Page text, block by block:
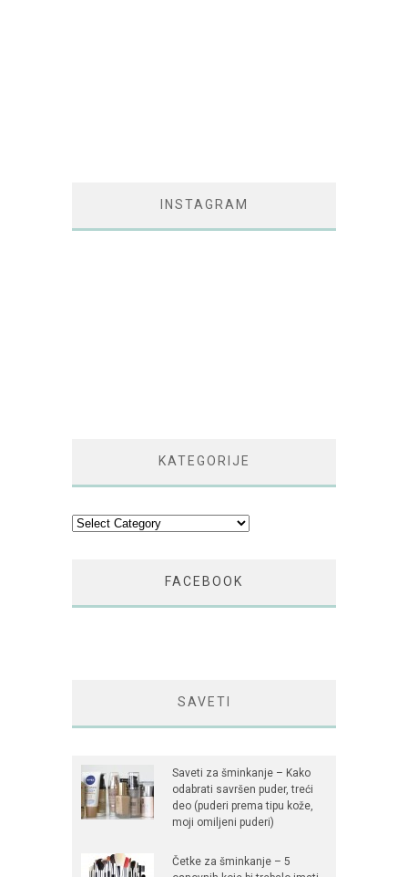
INSTAGRAM
KATEGORIJE
Kategorije
FACEBOOK
SAVETI
Saveti za šminkanje – Kako
odabrati savršen puder, treći
deo (puderi prema tipu kože,
moji omiljeni puderi)
Četke za šminkanje – 5